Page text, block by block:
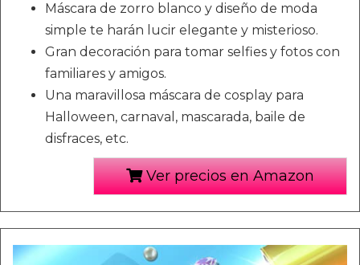
Máscara de zorro blanco y diseño de moda
simple te harán lucir elegante y misterioso.
Gran decoración para tomar selfies y fotos con
familiares y amigos.
Una maravillosa máscara de cosplay para
Halloween, carnaval, mascarada, baile de
disfraces, etc.
Ver precios en Amazon